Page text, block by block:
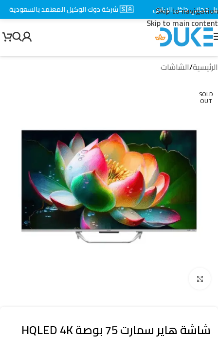
Skip to navigation
Skip to main content
الرئيسية/الشاشات
SOLD
OUT
شاشة هاير سمارت 75 بوصة HQLED 4K
داخل الرياض 🇸🇦 شركة دوك الوكيل المعتمد بالسعودية